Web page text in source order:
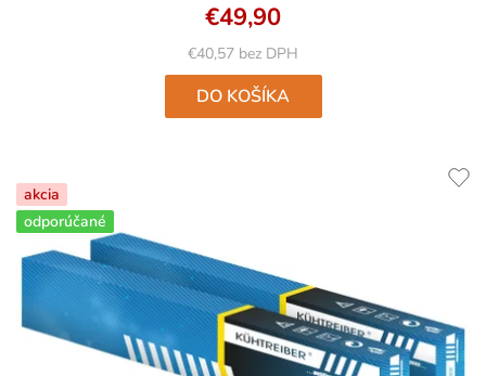
4,9
z
5
hviezdičiek.
€40,57 bez DPH
€49,90
DO KOŠÍKA
akcia
odporúčané